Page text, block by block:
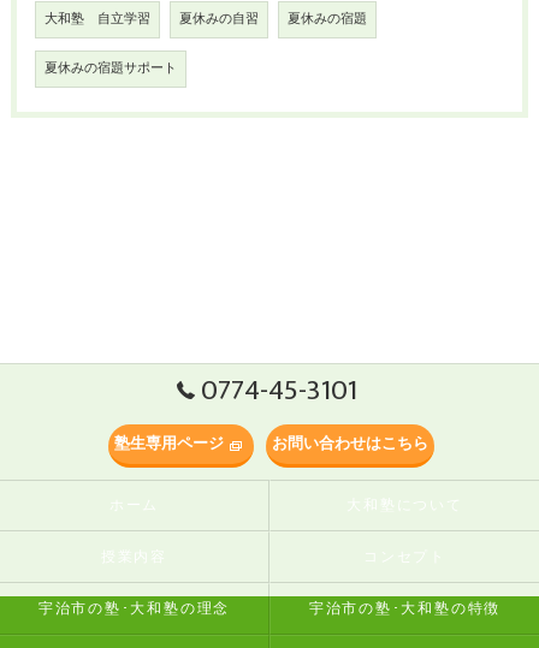
大和塾 自立学習 夏休みの自習 夏休みの宿題
夏休みの宿題サポート
0774-45-3101
塾生専用ページ お問い合わせはこちら
ホーム 大和塾について
授業内容 コンセプト
宇治市の塾･大和塾の理念 宇治市の塾･大和塾の特徴